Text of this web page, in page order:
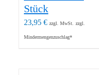
Stück
23,95 € zzgl. MwSt. zzgl.
Mindermengenzuschlag*